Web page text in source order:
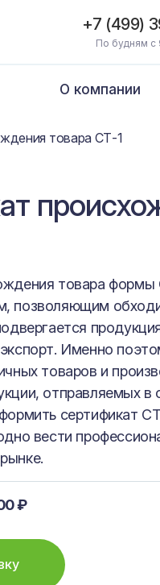
+7 (499)
По будням с
О компании
товара СТ-1
товара формы
позволяющим
Именно
товаров и
отправляемых
сертификат
вести
₽